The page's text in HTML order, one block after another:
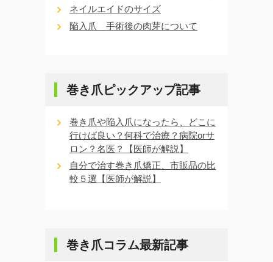
ネイルエイドのサイズ
陥入爪 手術後の肉芽について
巻き爪ピックアップ記事
巻き爪や陥入爪になったら、どこに
行けば良い？何科で治療？病院orサ
ロン？名医？【医師が解説】
自分で治す巻き爪矯正、市販品の比
較５選【医師が解説】
巻き爪コラム最新記事